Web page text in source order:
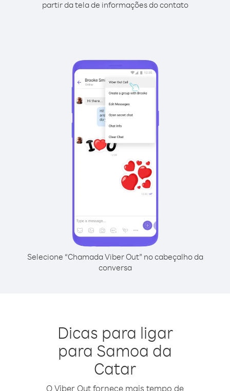
partir da tela de informações do contato
Selecione “Chamada Viber Out” no cabeçalho da
conversa
Dicas para ligar
para Samoa da
Catar
O Viber Out fornece mais tempo de